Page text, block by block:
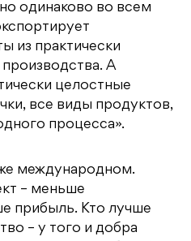
одинаково во всем
из практически
А
целостные
все виды продуктов,
процесса».
международном.
– меньше
прибыль. Кто лучше
– у того и добра